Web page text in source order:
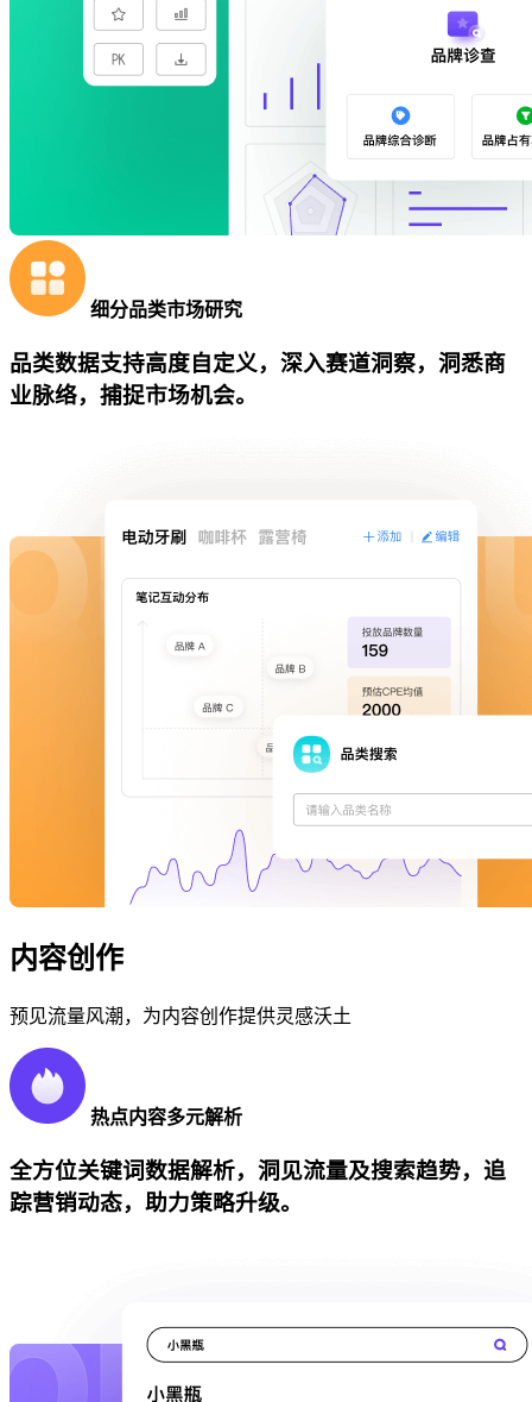
细分品类市场研究
品类数据支持高度自定义，深入赛道洞察，洞悉商
业脉络，捕捉市场机会。
内容创作
预见流量风潮，为内容创作提供灵感沃土
热点内容多元解析
全方位关键词数据解析，洞见流量及搜索趋势，追
踪营销动态，助力策略升级。